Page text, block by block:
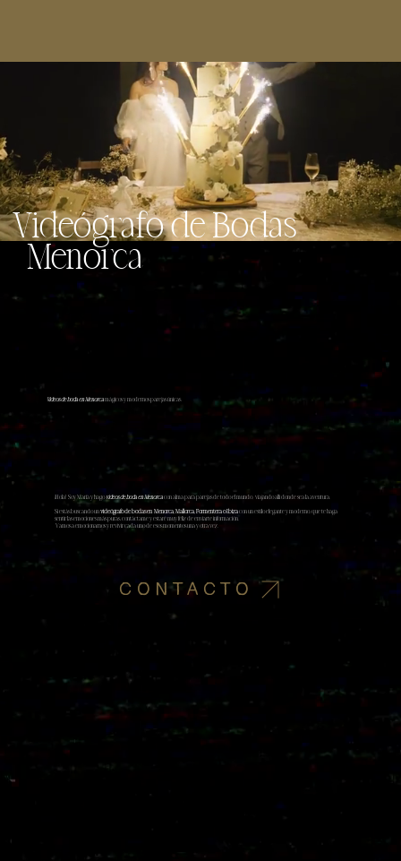
Videos de boda en Menorcamágicos y modernos parejas únicas
¡Hola! Soy Marià y hagovideos de boda en Menorcacon alma para parejas de todo el mundo, viajando allí donde sea la aventura.
Si estás buscando unvideógrafo de bodas en Menorca, Mallorca, Formentera o Ibizacon un estilo elegante y moderno, que te haga
sentir las emociones más puras, contáctame y estaré muy feliz de enviarte información.
Vamos a emocionarnos y revivir cada uno de esos momentos una y otra vez.
CONTACTO
Videógrafo de Bodas
Menorca